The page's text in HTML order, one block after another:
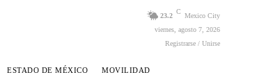
23.2
C
Mexico City
viernes, agosto 7, 2026
Registrarse / Unirse
ESTADO DE MÉXICO MOVILIDAD